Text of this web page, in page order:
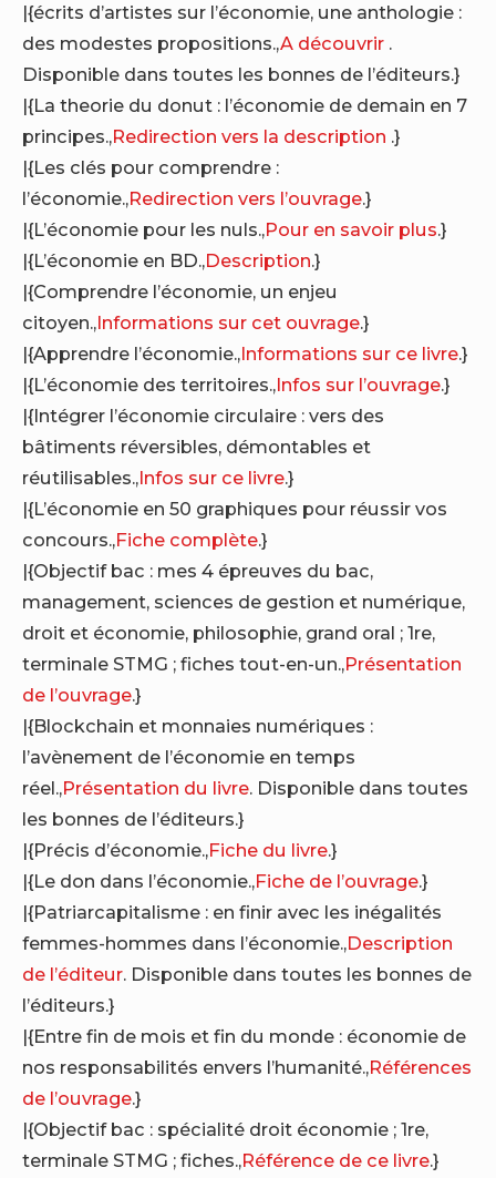
|{écrits d’artistes sur l’économie, une anthologie :
des modestes propositions.,A découvrir .
Disponible dans toutes les bonnes de l’éditeurs.}
|{La theorie du donut : l’économie de demain en 7
principes.,Redirection vers la description .}
|{Les clés pour comprendre :
l’économie.,Redirection vers l’ouvrage.}
|{L’économie pour les nuls.,Pour en savoir plus.}
|{L’économie en BD.,Description.}
|{Comprendre l’économie, un enjeu
citoyen.,Informations sur cet ouvrage.}
|{Apprendre l’économie.,Informations sur ce livre.}
|{L’économie des territoires.,Infos sur l’ouvrage.}
|{Intégrer l’économie circulaire : vers des
bâtiments réversibles, démontables et
réutilisables.,Infos sur ce livre.}
|{L’économie en 50 graphiques pour réussir vos
concours.,Fiche complète.}
|{Objectif bac : mes 4 épreuves du bac,
management, sciences de gestion et numérique,
droit et économie, philosophie, grand oral ; 1re,
terminale STMG ; fiches tout-en-un.,Présentation
de l’ouvrage.}
|{Blockchain et monnaies numériques :
l’avènement de l’économie en temps
réel.,Présentation du livre. Disponible dans toutes
les bonnes de l’éditeurs.}
|{Précis d’économie.,Fiche du livre.}
|{Le don dans l’économie.,Fiche de l’ouvrage.}
|{Patriarcapitalisme : en finir avec les inégalités
femmes-hommes dans l’économie.,Description
de l’éditeur. Disponible dans toutes les bonnes de
l’éditeurs.}
|{Entre fin de mois et fin du monde : économie de
nos responsabilités envers l’humanité.,Références
de l’ouvrage.}
|{Objectif bac : spécialité droit économie ; 1re,
terminale STMG ; fiches.,Référence de ce livre.}